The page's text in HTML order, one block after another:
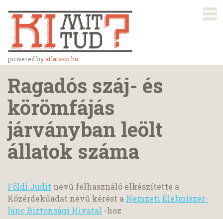
powered byatlatszo.hu
Ragadós száj- és
körömfájás
járványban leölt
állatok száma
Földi Judit nevű felhasználó elkészítette a
Közérdekűadat nevű kérést a Nemzeti Élelmiszer-
lánc Biztonsági Hivatal -hoz